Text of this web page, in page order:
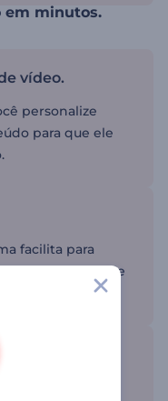
em minutos.
vídeo.
personalize
para que ele
facilita para
a necessidade
muito tempo,